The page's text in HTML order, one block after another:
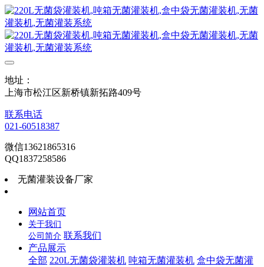
地址：
上海市松江区新桥镇新拓路409号
联系电话
021-60518387
微信13621865316
QQ1837258586
无菌灌装设备厂家
网站首页
关于我们
公司简介 联系我们
产品展示
全部 220L无菌袋灌装机 吨箱无菌灌装机 盒中袋无菌灌